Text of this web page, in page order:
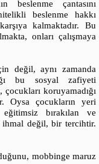
beslenme çantasını
beslenme hakkı
kalmaktadır. Bu
onları çalışmaya
değil, aynı zamanda
bu sosyal zafiyeti
koruyamadığı
Oysa çocukların yeri
bırakılan ve
ihmal değil, bir tercihtir.
mobbinge maruz